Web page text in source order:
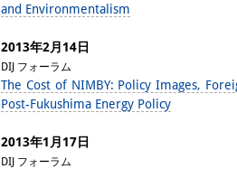
and Environmentalism
2013年2月14日
DIJ フォーラム
The Cost of NIMBY: Policy Images,
Post-Fukushima Energy Policy
2013年1月17日
DIJ フォーラム